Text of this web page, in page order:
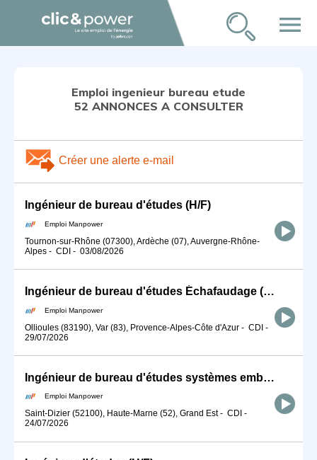
menu
Emploi ingenieur bureau etude
52 ANNONCES A CONSULTER
Créer une alerte e-mail
Ingénieur de bureau d'études (H/F)
Emploi Manpower
Tournon-sur-Rhône (07300), Ardèche (07), Auvergne-Rhône-
Alpes - CDI - 03/08/2026
Ingénieur de bureau d'études Échafaudage (H/F)
Emploi Manpower
Ollioules (83190), Var (83), Provence-Alpes-Côte d'Azur - CDI -
29/07/2026
Ingénieur de bureau d'études systèmes embarqués (H/F)
Emploi Manpower
Saint-Dizier (52100), Haute-Marne (52), Grand Est- CDI -
24/07/2026